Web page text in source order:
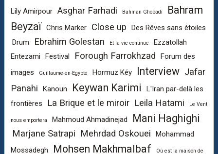
Lily Amirpour Asghar Farhadi Bahman Ghobadi
Bahram
Beyzaï Chris Marker Close up
Des Rêves sans étoiles
Drum
Ebrahim Golestan Et la vie continue
Ezzatollah
Entezami
Festival Forough Farrokhzad
Forum des
images
Guillaume-en-Egypte Hormuz Kéy Interview Jafar
Panahi
Kanoun Keywan Karimi
L'Iran par-delà les
frontières
La Brique et le miroir Leila Hatami Le Vent
nous emportera Mahmoud Ahmadinejad Mani Haghighi
Marjane Satrapi Mehrdad Oskouei
Mohammad
Mossadegh
Mohsen Makhmalbaf Où est la maison de